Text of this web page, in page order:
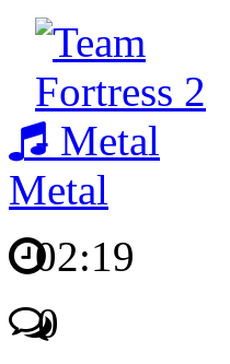
Metal
02:19
0